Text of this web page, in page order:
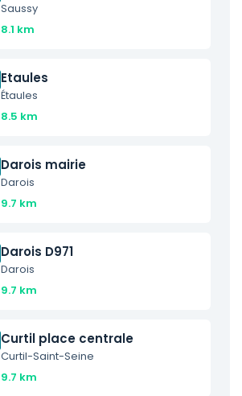
Saussy
8.1 km
Etaules
Étaules
8.5 km
Darois mairie
Darois
9.7 km
Darois D971
Darois
9.7 km
Curtil place centrale
Curtil-Saint-Seine
9.7 km